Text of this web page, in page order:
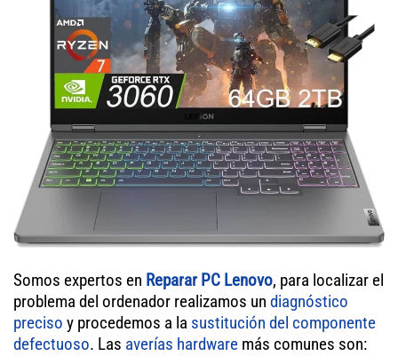
Somos expertos en Reparar PC Lenovo, para localizar el
problema del ordenador realizamos un diagnóstico
preciso y procedemos a la sustitución del componente
defectuoso. Las averías hardware más comunes son: